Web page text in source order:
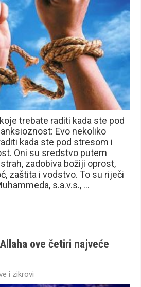
trebate raditi kada ste pod
Evo nekoliko
kada ste pod stresom i
Oni su sredstvo putem
zadobiva božiji oprost,
zaštita i vodstvo. To su riječi
s.a.v.s., …
ove četiri najveće
i zikrovi